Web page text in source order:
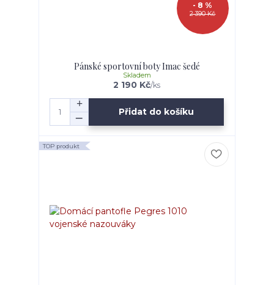
2 390 Kč
- 8 %
Pánské sportovní boty Imac šedé
2 190 Kč/ks
Skladem
Přidat do košíku
TOP produkt